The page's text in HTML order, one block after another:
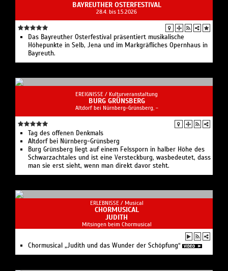
BAYREUTHER OSTERFESTIVAL
28.4. bis 1.5.2026
Das Bayreuther Osterfestival präsentiert musikalische
Höhepunkte in Selb, Jena und im Markgräfliches Opernhaus in
Bayreuth.
EREIGNISSE / Kulturveranstaltung
BURG GRÜNSBERG
Altdorf bei Nürnberg-Grünsberg, -
Tag des offenen Denkmals
Altdorf bei Nürnberg-Grünsberg
Burg Grünsberg liegt auf einem Felssporn in halber Höhe des
Schwarzachtales und ist eine Versteckburg, wasbedeutet, dass
man sie erst sieht, wenn man direkt davor steht.
ERLEBNISSE / Musical
CHORMUSICAL
JUDITH
Mitsingen beim Chormusical
Chormusical „Judith und das Wunder der Schöpfung“